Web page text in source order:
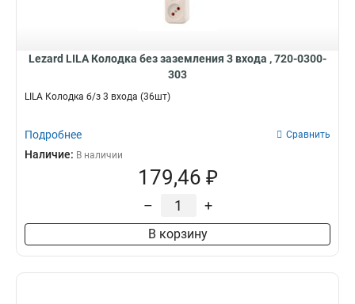
Lezard LILA Колодка без заземления 3 входа , 720-0300-
303
LILA Колодка б/з 3 входа (36шт)
Подробнее Сравнить
Наличие: В наличии
179,46 ₽
– +
В корзину